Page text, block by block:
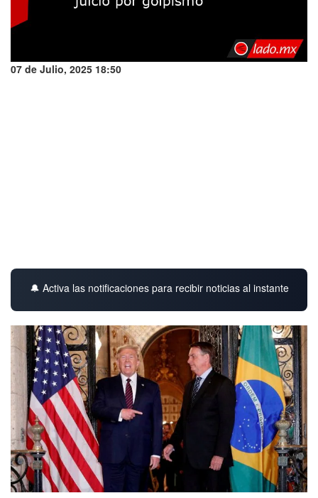
07 de Julio, 2025 18:50
🔔 Activa las notificaciones para recibir noticias al instante